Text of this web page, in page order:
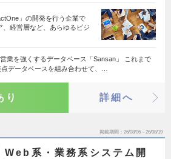
」の開発を行う企業で
経営層など、あらゆるビジ
業を強くするデータベース「Sansan」 これまで
データベースを組み合わせて、…
り 詳細へ
掲載期間 26/08/06～26/08/19
Web系・業務系システム開